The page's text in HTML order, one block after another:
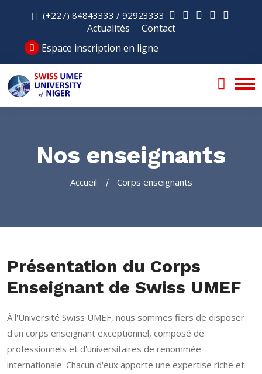
(+227) 84843333 / 92923333
Actualités
Contact
Espace inscription en ligne
Nos enseignants
Accueil Corps enseignants
Présentation du Corps
Enseignant de Swiss UMEF
À l'Université Swiss UMEF, nous sommes fiers de disposer
d'un corps enseignant exceptionnel, composé de
professionnels et d'universitaires de renommée
internationale. Chacun d'eux apporte une expertise riche et